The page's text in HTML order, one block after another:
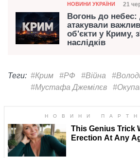
Категорія
НОВИНИ УКРАЇНИ 21
Вогонь до небес:
атакували
об'єкти у Криму,
наслідків
Теги: #Крим #РФ #Війна
#Мустафа Джемілєв